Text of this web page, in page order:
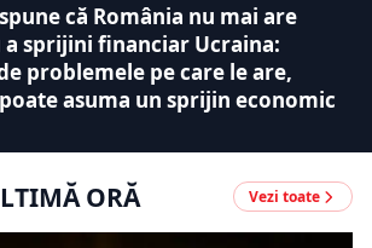
că România nu mai are
sprijini financiar Ucraina:
problemele pe care le are,
asuma un sprijin economic
ORĂ Vezi toate